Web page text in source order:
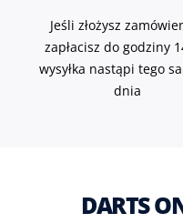
Jeśli złożysz
zapłacisz do godziny
wysyłka nastąpi tego
dnia
DARTS